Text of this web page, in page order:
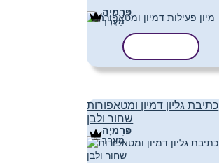
פּרֶמיָה
מַעֲרָך
כתיבת גליון דמיון ומטאפורות
שחור ולבן
פּרֶמיָה
מַעֲרָך